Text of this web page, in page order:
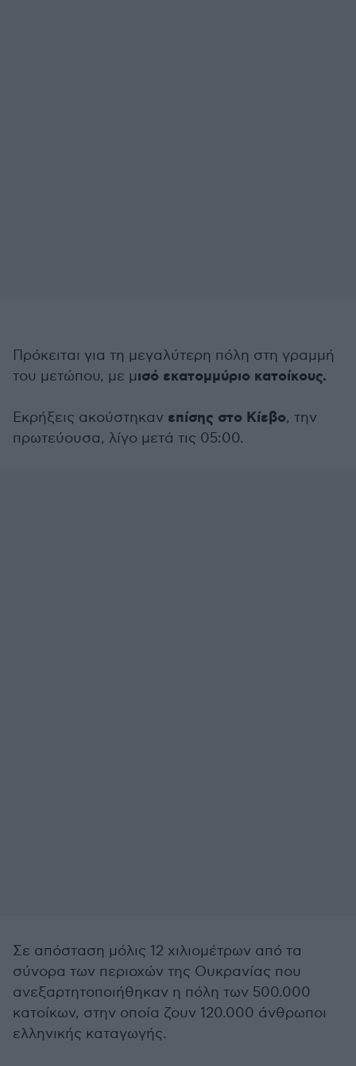
Πρόκειται για τη μεγαλύτερη πόλη στη γραμμή
του μετώπου, με μισό εκατομμύριο κατοίκους.
Εκρήξεις ακούστηκαν επίσης στο Κίεβο, την
πρωτεύουσα, λίγο μετά τις 05:00.
Σε απόσταση μόλις 12 χιλιομέτρων από τα
σύνορα των περιοχών της Ουκρανίας που
ανεξαρτητοποιήθηκαν η πόλη των 500.000
κατοίκων, στην οποία ζουν 120.000 άνθρωποι
ελληνικής καταγωγής.